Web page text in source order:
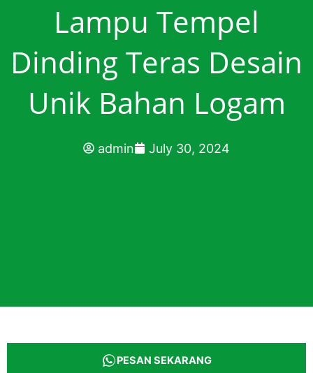
Lampu Tempel
Dinding Teras Desain
Unik Bahan Logam
admin July 30, 2024
PESAN SEKARANG